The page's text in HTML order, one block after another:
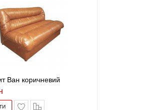
Ван коричневий
В закладки